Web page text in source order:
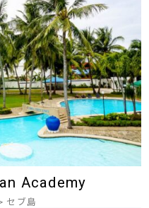
Academy
セブ島